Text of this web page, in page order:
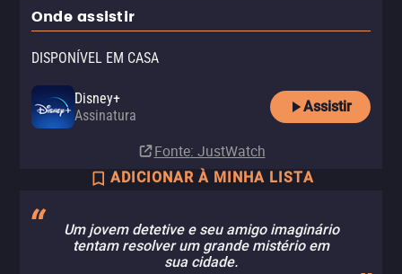
Onde assistir
DISPONÍVEL EM CASA
Disney+
Assinatura
Assistir
Fonte: JustWatch
ADICIONAR À MINHA LISTA
Um jovem detetive e seu amigo imaginário
tentam resolver um grande mistério em
sua cidade.